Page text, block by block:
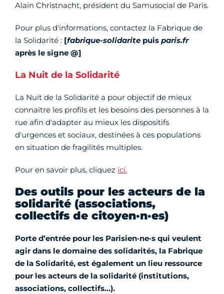
Alain Christnacht, président du Samusocial de Paris.
Pour plus d'informations, contactez la Fabrique de
la Solidarité : [fabrique-solidarite puis paris.fr
après le signe @]
La Nuit de la Solidarité
La Nuit de la Solidarité a pour objectif de mieux
connaitre les profils et les besoins des personnes à la
rue afin d'adapter au mieux les dispositifs
d'urgences et sociaux, destinées à ces populations
en situation de fragilités multiples.
Pour en savoir plus, cliquez ici.
Des outils pour les acteurs de la
solidarité (associations,
collectifs de citoyen·n·es)
Porte d’entrée pour les Parisien·ne·s qui veulent
agir dans le domaine des solidarités, la Fabrique
de la Solidarité, est également un lieu ressource
pour les acteurs de la solidarité (institutions,
associations, collectifs…).